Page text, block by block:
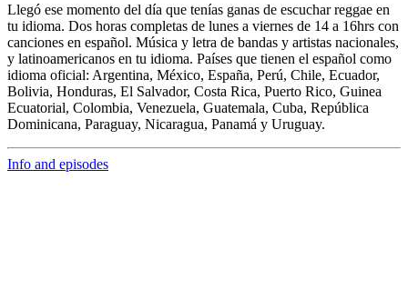
Llegó ese momento del día que tenías ganas de escucharreggae en
tu idioma. Dos horas completas de lunes a viernes de 14 a 16hrs con
canciones en español. Música y letra de bandas y artistas nacionales,
y latinoamericanos en tu idioma. Países que tienen el español como
idioma oficial: Argentina, México, España, Perú, Chile, Ecuador,
Bolivia, Honduras, El Salvador, Costa Rica, Puerto Rico, Guinea
Ecuatorial, Colombia, Venezuela, Guatemala, Cuba, República
Dominicana, Paraguay, Nicaragua, Panamá y Uruguay.
Info and episodes